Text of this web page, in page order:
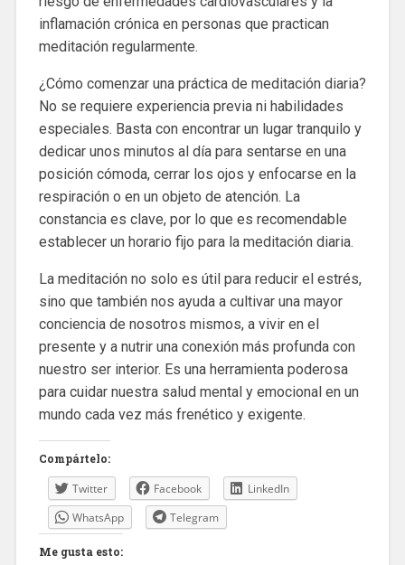
inflamación crónica en personas que practican
meditación regularmente.
¿Cómo comenzar una práctica de meditación diaria?
No se requiere experiencia previa ni habilidades
especiales. Basta con encontrar un lugar tranquilo y
dedicar unos minutos al día para sentarse en una
posición cómoda, cerrar los ojos y enfocarse en la
respiración o en un objeto de atención. La
constancia es clave, por lo que es recomendable
establecer un horario fijo para la meditación diaria.
La meditación no solo es útil para reducir el estrés,
sino que también nos ayuda a cultivar una mayor
conciencia de nosotros mismos, a vivir en el
presente y a nutrir una conexión más profunda con
nuestro ser interior. Es una herramienta poderosa
para cuidar nuestra salud mental y emocional en un
mundo cada vez más frenético y exigente.
Compártelo:
Twitter Facebook
LinkedIn
WhatsApp
Telegram
Me gusta esto: